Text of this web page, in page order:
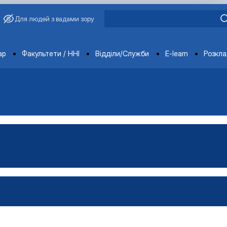
Для людей з вадами зору
Факультети / ННІ Відділи/Служби E-learn